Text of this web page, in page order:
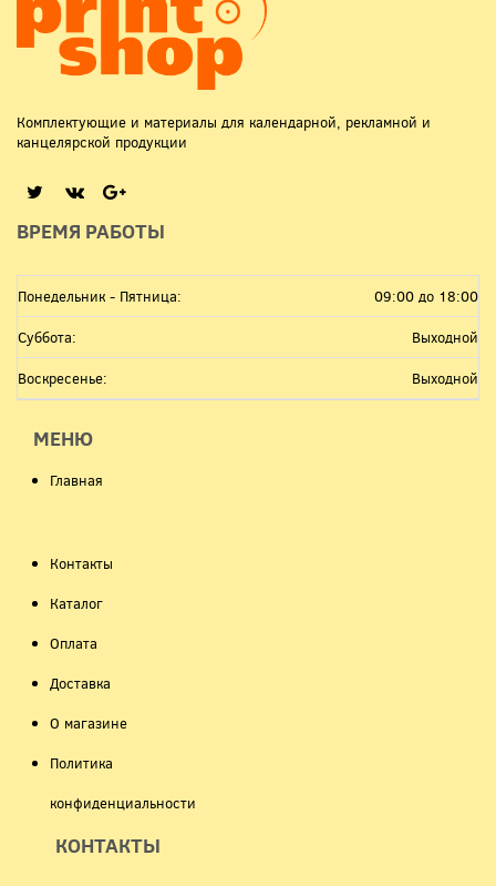
Комплектующие и материалы для календарной, рекламной и
канцелярской продукции
ВРЕМЯ РАБОТЫ
Понедельник - Пятница: 09:00 до 18:00
Суббота: Выходной
Воскресенье: Выходной
МЕНЮ
Главная
Контакты
Каталог
Оплата
Доставка
О магазине
Политика
конфиденциальности
КОНТАКТЫ